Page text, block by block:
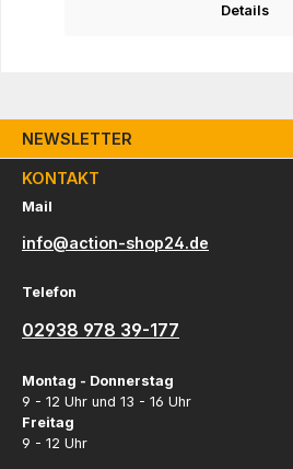
Details
NEWSLETTER
KONTAKT
Mail
info@action-shop24.de
Telefon
02938 978 39-177
Montag - Donnerstag
9 - 12 Uhr und 13 - 16 Uhr
Freitag
9 - 12 Uhr